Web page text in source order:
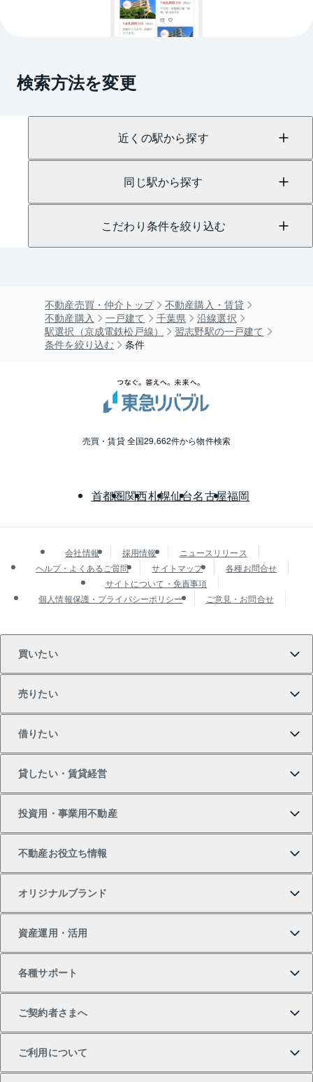
検索方法を変更
近くの駅から探す
同じ駅から探す
こだわり条件を絞り込む
不動産売買・仲介トップ
不動産購入・賃貸
不動産購入
一戸建て 千葉県
沿線選択
駅選択（京成電鉄松戸線）
習志野駅の一戸建て
条件を絞り込む
条件
売買・賃貸 全国29,662件から物件検索
首都圏関西札幌仙台名古屋福岡
会社情報 採用情報
ニュースリリース
ヘルプ・よくあるご質問
サイトマップ
各種お問合せ
サイトについて・免責事項
個人情報保護・プライバシーポリシー
ご意見・お問合せ
買いたい
新築・分譲マンションの購入
中古マンションの購入
売りたい
マンションの売却・査定
一戸建ての売却・査定
借りたい
借りたいTOP
物件を借りる
貸したい・賃貸経営
貸したいTOP
投資用・事業用不動産
不動産お役立ち情報
オリジナルブランド
一棟リノベーションマンション L`GENTE（ルジェン
テ）
投資用一棟レジデンスWELL SQUARE（ウェルスクエ
ア）
資産運用・活用
各種サポート
ご契約者さまへ
ご利用について